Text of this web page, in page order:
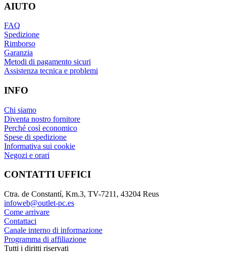
AIUTO
FAQ
Spedizione
Rimborso
Garanzia
Metodi di pagamento sicuri
Assistenza tecnica e problemi
INFO
Chi siamo
Diventa nostro fornitore
Perché così economico
Spese di spedizione
Informativa sui cookie
Negozi e orari
CONTATTI UFFICI
Ctra. de Constantí, Km.3, TV-7211, 43204 Reus
infoweb@outlet-pc.es
Come arrivare
Contattaci
Canale interno di informazione
Programma di affiliazione
Tutti i diritti riservati